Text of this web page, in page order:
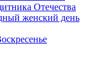
Отечества
женский день